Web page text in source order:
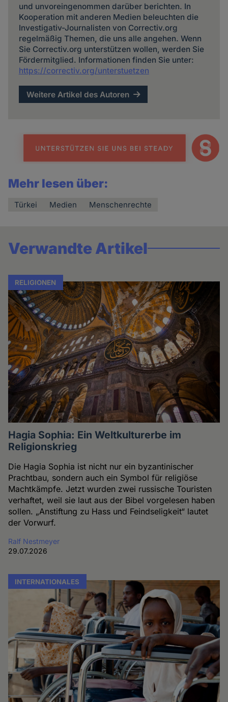
und unvoreingenommen darüber berichten. In
Kooperation mit anderen Medien beleuchten die
Investigativ-Journalisten von Correctiv.org
regelmäßig Themen, die uns alle angehen. Wenn
Sie Correctiv.org unterstützen wollen, werden Sie
Fördermitglied. Informationen finden Sie unter:
https://correctiv.org/unterstuetzen
Weitere Artikel des Autoren
Mehr lesen über:
Türkei Medien Menschenrechte
Verwandte Artikel
RELIGIONEN
Hagia Sophia: Ein Weltkulturerbe im
Religionskrieg
Die Hagia Sophia ist nicht nur ein byzantinischer
Prachtbau, sondern auch ein Symbol für religiöse
Machtkämpfe. Jetzt wurden zwei russische Touristen
verhaftet, weil sie laut aus der Bibel vorgelesen haben
sollen. „Anstiftung zu Hass und Feindseligkeit“ lautet
der Vorwurf.
Ralf Nestmeyer
29.07.2026
INTERNATIONALES